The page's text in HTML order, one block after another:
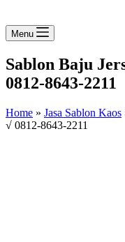
Menu
Sablon Baju
0812-8643-2211
Home » Jasa Sablon Kaos
√ 0812-8643-2211